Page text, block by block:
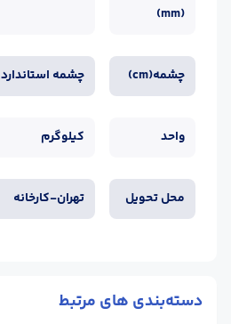
(mm)
چشمه(cm) چشمه استاندارد
واحد کیلوگرم
محل تحویل تهران-کارخانه
دسته‌بندی های مرتبط